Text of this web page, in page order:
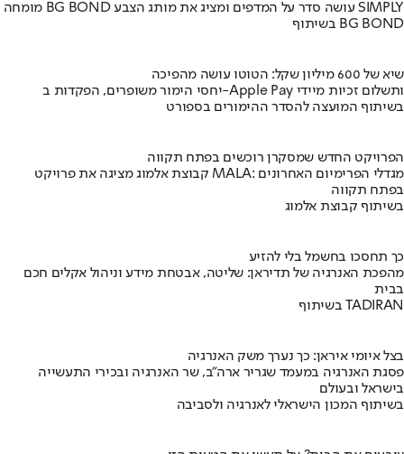
מומחה BG BOND עושה סדר על המדפים ומציג את מותג הצבע SIMPLY
בשיתוף BG BOND
שיא של 600 מיליון שקל: הטוטו עושה מהפיכה
יחסי הימור משופרים, הפקדות ב-Apple Pay ותשלום זכיות מיידי
בשיתוף המועצה להסדר ההימורים בספורט
הפרויקט החדש שמסקרן רוכשים בפתח תקווה
קבוצת אלמוג מציגה את פרויקט MALA: מגדלי הפרימיום האחרונים
בפתח תקווה
בשיתוף קבוצת אלמוג
כך תחסכו בחשמל בלי להזיע
מהפכת האנרגיה של תדיראן: שליטה, אבטחת מידע וניהול אקלים חכם
בבית
בשיתוף TADIRAN
בצל איומי איראן: כך נערך משק האנרגיה
פסגת האנרגיה במעמד שגריר ארה"ב, שר האנרגיה ובכירי התעשייה
בישראל ובעולם
בשיתוף המכון הישראלי לאנרגיה ולסביבה